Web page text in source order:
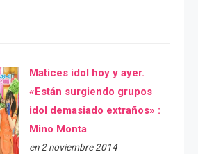
Matices idol hoy y ayer.
«Están surgiendo grupos
idol demasiado extraños» :
Mino Monta
en 2 noviembre 2014